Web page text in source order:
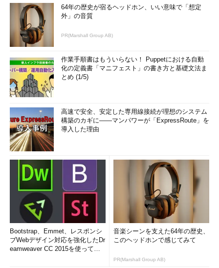
64年の歴史が宿るヘッドホン、いい意味で「想定
外」の音質
PR(Marshall Group AB)
作業手順書はもういらない！ Puppetにおける自動
化の定義書「マニフェスト」の書き方と基礎文法ま
とめ (1/5)
高速で安全、安定した専用線接続が理想のシステム
構築のカギに――マンパワーが「ExpressRoute」を
導入した理由
Bootstrap、Emmet、レスポンシ
ブWebデザイン対応を強化したDr
eamweaver CC 2015を使って
音楽シーンを支えた64年の歴史、
このヘッドホンで感じてみて
PR(Marshall Group AB)